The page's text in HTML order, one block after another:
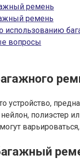
ремень
ремень
использованию
вопросы
устройство,
нейлон,